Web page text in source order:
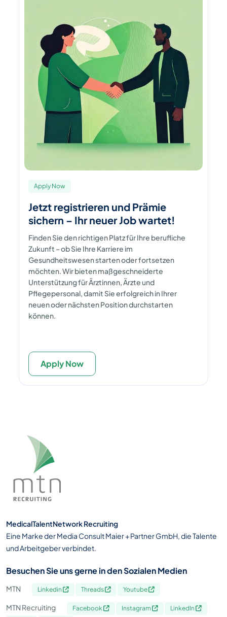
Apply Now
Jetzt registrieren und Prämie
sichern – Ihr neuer Job wartet!
Finden Sie den richtigen Platz für Ihre berufliche
Zukunft – ob Sie Ihre Karriere im
Gesundheitswesen starten oder fortsetzen
möchten. Wir bieten maßgeschneiderte
Unterstützung für Ärztinnen, Ärzte und
Pflegepersonal, damit Sie erfolgreich in Ihrer
neuen oder nächsten Position durchstarten
können.
Apply Now
MedicalTalentNetwork Recruiting
Eine Marke der Media Consult Maier + Partner GmbH, die Talente
und Arbeitgeber verbindet.
Besuchen Sie uns gerne in den Sozialen Medien
MTN Linkedin Threads Youtube
MTN Recruiting Facebook Instagram LinkedIn